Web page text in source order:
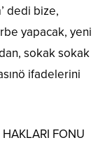
dedi bize,
yapacak, yeni
sokak sokak
ifadelerini
FONU